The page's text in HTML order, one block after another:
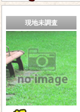
現地未調査